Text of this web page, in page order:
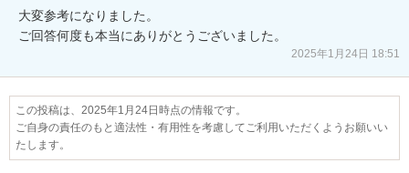
大変参考になりました。
2025年1月24日 18:51
この投稿は、2025年1月24日時点の情報です。
ご自身の責任のもと適法性・有用性を考慮してご利用いただくようお願いい
たします。